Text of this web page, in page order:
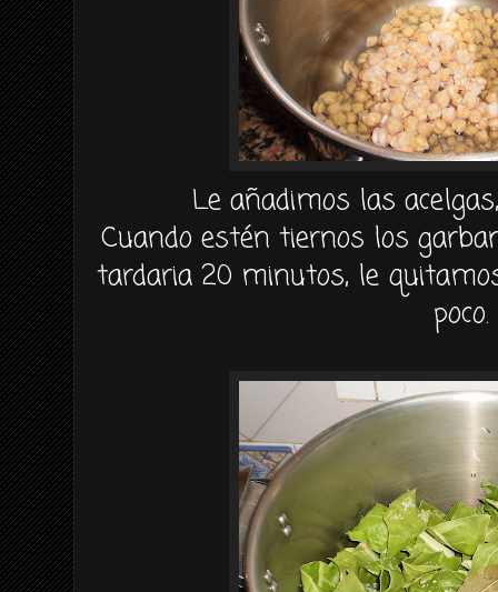
Le añadimos las
Cuando estén tiernos los
tardaria 20 minutos, le
poco.